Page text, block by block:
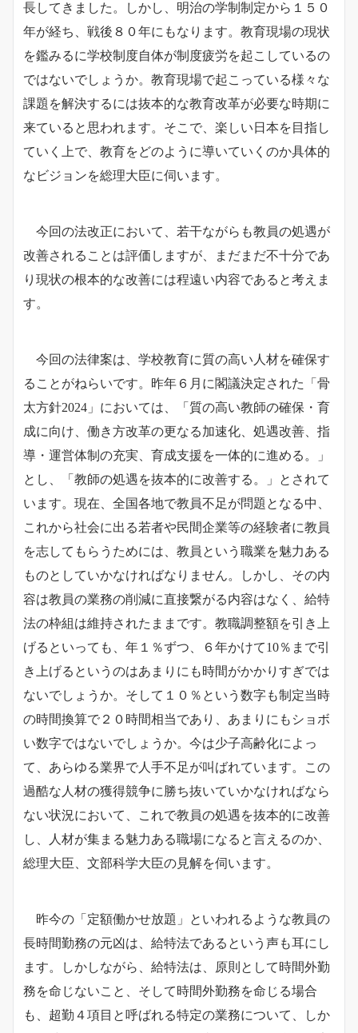
長してきました。しかし、明治の学制制定から１５０
年が経ち、戦後８０年にもなります。教育現場の現状
を鑑みるに学校制度自体が制度疲労を起こしているの
ではないでしょうか。 教育現場で起こっている様々な
課題を解決するには抜本的な教育改革が必要な時期に
来ていると思われます。そこで、楽しい日本を目指し
ていく上で、教育をどのように導いていくのか具体的
なビジョンを総理大臣に伺います。
今回の法改正において、若干ながらも教員の処遇が
改善されることは評価しますが、まだまだ不十分であ
り現状の根本的な改善には程遠い内容であると考えま
す。
今回の法律案は、学校教育に質の高い人材を確保す
ることがねらいです。昨年６月に閣議決定された「骨
太方針2024」においては、「質の高い教師の確保・育
成に向け、働き方改革の更なる加速化、処遇改善、指
導・運営体制の充実、育成支援を一体的に進める。」
とし、「教師の処遇を抜本的に改善する。」とされて
います。現在、全国各地で教員不足が問題となる中、
これから社会に出る若者や民間企業等の経験者に教員
を志してもらうためには、教員という職業を魅力ある
ものとしていかなければなりません。しかし、その内
容は教員の業務の削減に直接繋がる内容はなく、給特
法の枠組は維持されたままです。教職調整額を引き上
げるといっても、年１％ずつ、６年かけて10％まで引
き上げるというのはあまりにも時間がかかりすぎでは
ないでしょうか。そして１０％という数字も制定当時
の時間換算で２０時間相当であり、あまりにもショボ
い数字ではないでしょうか。今は少子高齢化によっ
て、あらゆる業界で人手不足が叫ばれています。こ の
過酷な人材の獲得競争に勝ち抜いていかなければなら
ない状況において、これで教員の処遇を抜本的に改善
し、人材が集まる魅力ある職場になると言えるのか、
総理大臣、文部科学大臣の見解を伺います。
昨今の「定額働かせ放題」といわれるような教員の
長時間勤務の元凶は、給特法であるという声も耳にし
ます。しかしながら、給特法は、原則として時間外勤
務を命じないこと、そして時間外勤務を命じる場合
も、超勤４項目と呼ばれる特定の業務について、しか